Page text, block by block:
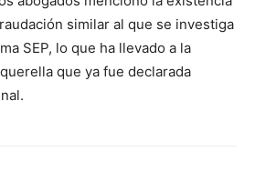
similar al que se investiga
SEP, lo que ha llevado a la
que ya fue declarada